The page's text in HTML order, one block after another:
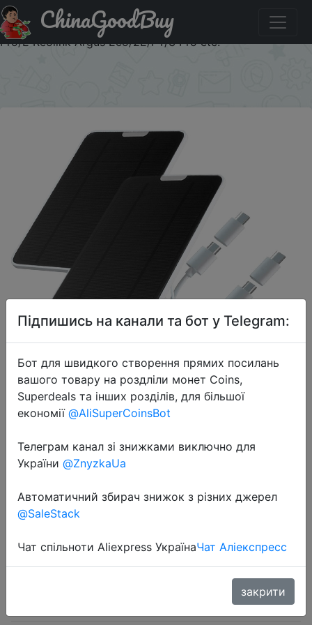
Паридбати з промокодом SSIP02 2-Pack 5V 6W Solar
Panel Compatible with Eufycam 2C/2C Pro/E40/E20/2/2
Pro/E Reolink Argus Eco/2E/PT/3 Pro etc.
ChinaGoodBuy
2024-06-17
Compatible with Eufycam 2C/2C
Pro/E40/E20/2/2 Pro/E Reolink
Argus Eco/2E/PT/3 Pro etc.
$15.26
Підпишись на канали та бот у Telegram:
Бот для швидкого створення прямих посилань
вашого товару на роздліли монет Coins,
Superdeals та інших розділів, для більшої
економії @AliSuperCoinsBot
Телеграм канал зі знижками виключно для
України @ZnyzkaUa
Автоматичний збирач знижок з різних джерел
@SaleStack
Чат спільноти Aliexpress УкраїнаЧат Аліекспресс
закрити